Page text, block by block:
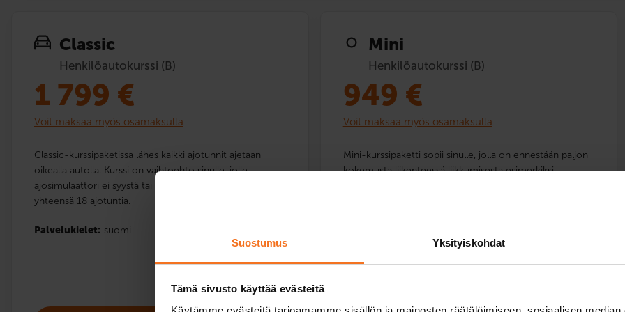
Suostumus Yksityiskohdat
Tämä sivusto käyttää evästeitä
Classic
Henkilöautokurssi (B)
1 799 €
Voit maksaa myös osamaksulla
Classic-kurssipaketissa lähes kaikki ajotunnit ajetaan
oikealla autolla. Kurssi on vaihtoehto sinulle, jolle
ajosimulaattori ei syystä tai toisesta sovi. Paketti sisältää
yhteensä 18 ajotuntia.
Palvelukielet: suomi
Mini
Henkilöautokurssi (B)
949 €
Voit maksaa myös osamaksulla
Mini-kurssipaketti sopii sinulle, jolla on ennestään paljon
kokemusta liikenteessä liikkumisesta esimerkiksi